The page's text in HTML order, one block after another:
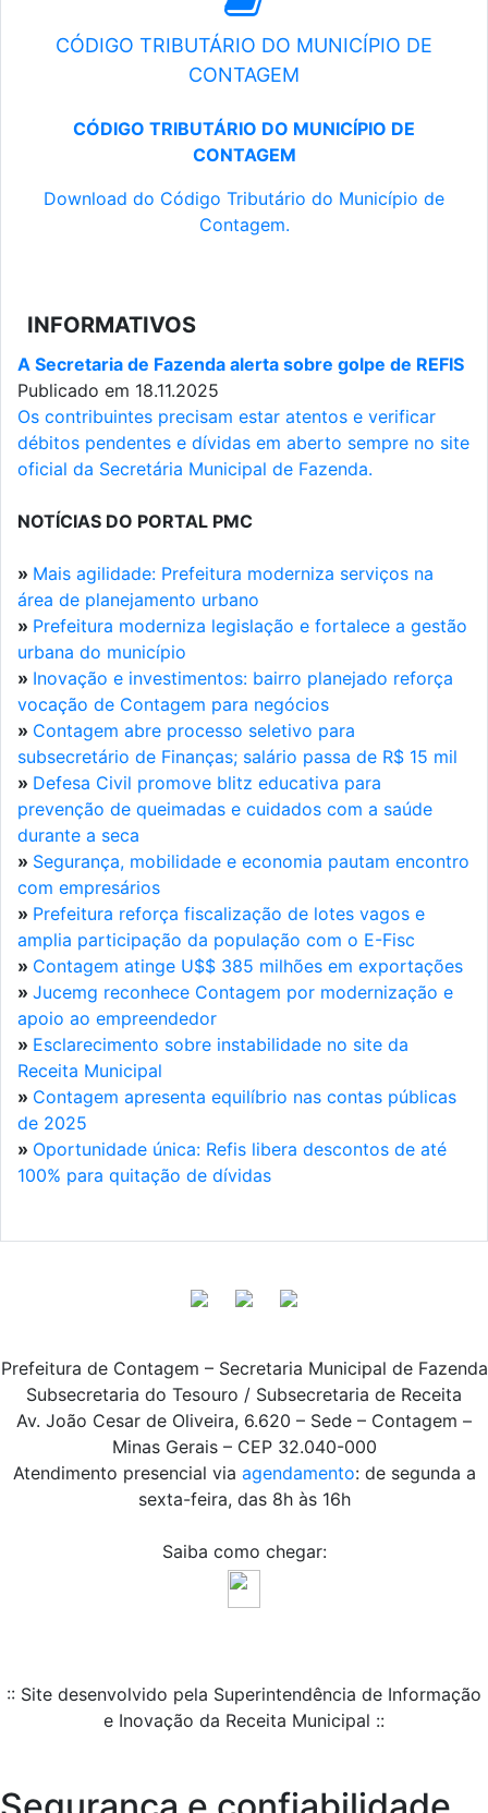
CÓDIGO TRIBUTÁRIO DO MUNICÍPIO DE
CONTAGEM
CÓDIGO TRIBUTÁRIO DO MUNICÍPIO DE
CONTAGEM
Download do Código Tributário do Município de
Contagem.
INFORMATIVOS
A Secretaria de Fazenda alerta sobre golpe de REFIS
Publicado em 18.11.2025
Os contribuintes precisam estar atentos e verificar
débitos pendentes e dívidas em aberto sempre no site
oficial da Secretária Municipal de Fazenda.
NOTÍCIAS DO PORTAL PMC
» Mais agilidade: Prefeitura moderniza serviços na
área de planejamento urbano
» Prefeitura moderniza legislação e fortalece a gestão
urbana do município
» Inovação e investimentos: bairro planejado reforça
vocação de Contagem para negócios
» Contagem abre processo seletivo para
subsecretário de Finanças; salário passa de R$ 15 mil
» Defesa Civil promove blitz educativa para
prevenção de queimadas e cuidados com a saúde
durante a seca
» Segurança, mobilidade e economia pautam encontro
com empresários
» Prefeitura reforça fiscalização de lotes vagos e
amplia participação da população com o E-Fisc
» Contagem atinge U$$ 385 milhões em exportações
» Jucemg reconhece Contagem por modernização e
apoio ao empreendedor
» Esclarecimento sobre instabilidade no site da
Receita Municipal
» Contagem apresenta equilíbrio nas contas públicas
de 2025
» Oportunidade única: Refis libera descontos de até
100% para quitação de dívidas
Prefeitura de Contagem – Secretaria Municipal de Fazenda
Subsecretaria do Tesouro / Subsecretaria de Receita
Av. João Cesar de Oliveira, 6.620 – Sede – Contagem –
Minas Gerais – CEP 32.040-000
Atendimento presencial via agendamento: de segunda a
sexta-feira, das 8h às 16h
Saiba como chegar:
:: Site desenvolvido pela Superintendência de Informação
e Inovação da Receita Municipal ::